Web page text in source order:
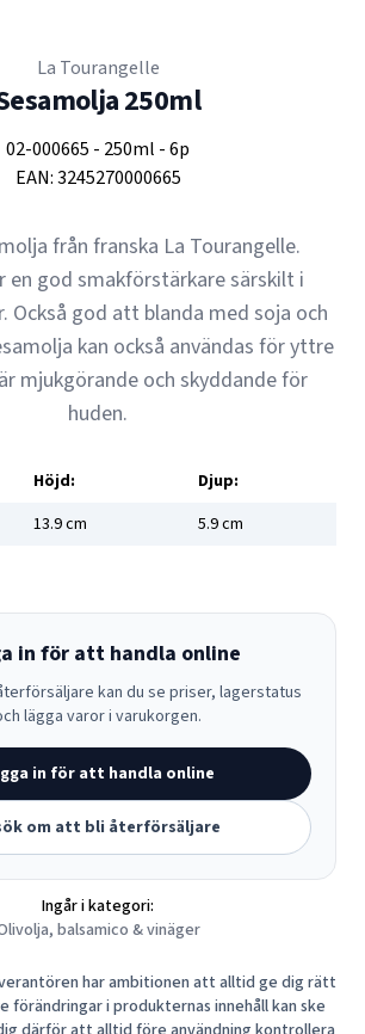
La Tourangelle
250ml
02-000665 - 250ml -6p
EAN:3245270000665
från franska La Tourangelle.
en god smakförstärkare särskilt i
Också god att blanda med soja och
kan också användas för yttre
mjukgörande och skyddande för
huden.
Höjd:
Djup:
13.9cm 5.9cm
in för att handla online
kan du se priser, lagerstatus
lägga varor i varukorgen.
in för att handla online
om att bli återförsäljare
Ingår i kategori:
balsamico & vinäger
har ambitionen att alltid ge dig rätt
förändringar i produkternas innehåll kan ske